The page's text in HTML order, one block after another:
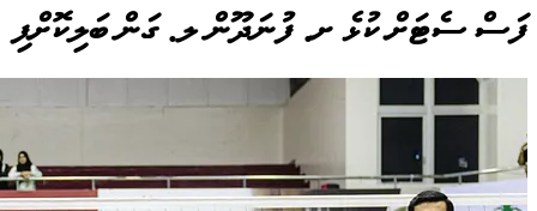
ފަސް ސެޓަށް ކުޅެ ށ. ފުނަދޫން ލ. ގަން ބަލިކޮށްފި